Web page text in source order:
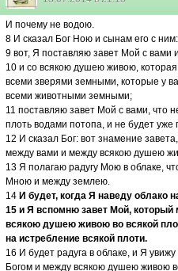
И почему не водою.
8 И сказал Бог Ною и сынам его с ним:
9 вот, Я поставляю завет Мой с вами
10 и со всякою душею живою,
всеми зверями земными, которые у
всеми животными земными;
11 поставляю завет Мой с вами, что
плоть водами потопа, и не будет
12 И сказал Бог: вот знамение
между вами и между всякою душею
13 Я полагаю радугу Мою в облаке,
Мною и между землею.
14 И будет, когда Я наведу облако
15 и Я вспомню завет Мой,
всякою душею живою во всякой
на истребление всякой плоти.
16 И будет радуга в облаке, и Я
Богом и между всякою душею живою